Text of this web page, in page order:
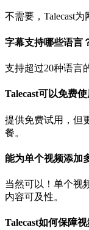
不需要，Talecast
字幕支持哪些语言
支持超过20种语言
Talecast可以免费使
提供免费试用，但
餐。
能为单个视频添加
当然可以！单个视
内容可及性。
Talecast如何保障